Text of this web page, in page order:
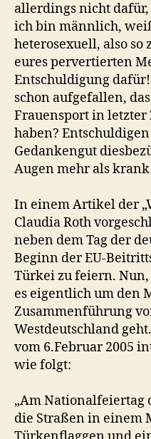
allerdings nicht dafür,
ich bin männlich,
heterosexuell, also so
eures pervertierten
Entschuldigung
schon aufgefallen,
Frauensport in letzter
haben?
Gedankengut
Augen mehr als
In einem Artikel der
Claudia Roth
neben dem Tag der
Beginn der EU-
Türkei zu feiern.
es eigentlich um den
Zusammenführung
Westdeutschland
vom 6.Februar 2005
wie folgt:
„Am Nationalfeiertag
die Straßen in einem